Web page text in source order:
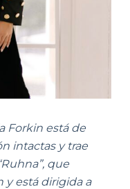
Forkin está de
intactas y trae
que
y está dirigida a